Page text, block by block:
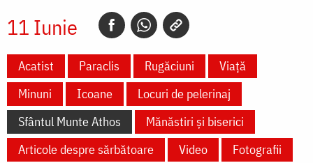
11 Iunie
Acatist Paraclis Rugăciuni
Viață
Minuni
Icoane
Locuri de pelerinaj
Sfântul Munte Athos
Mănăstiri și biserici
Articole despre sărbătoare
Video
Fotografii